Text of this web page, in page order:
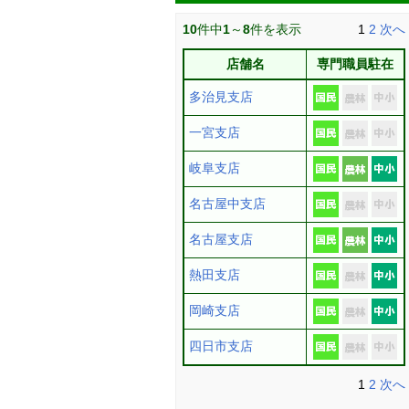
10件中1～8件を表示 1 2 次へ
店舗名 専門職員駐在
多治見支店
一宮支店
岐阜支店
名古屋中支店
名古屋支店
熱田支店
岡崎支店
四日市支店
1 2 次へ